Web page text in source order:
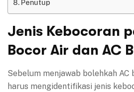
Penutup
Jenis Kebocoran
Bocor Air dan AC
Sebelum menjawab bolehkah AC
harus mengidentifikasi jenis